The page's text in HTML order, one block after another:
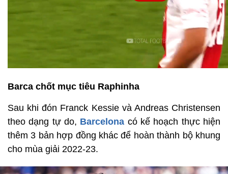
Barca chốt mục tiêu Raphinha
Sau khi đón Franck Kessie và Andreas Christensen
theo dạng tự do, Barcelona có kế hoạch thực hiện
thêm 3 bản hợp đồng khác để hoàn thành bộ khung
cho mùa giải 2022-23.